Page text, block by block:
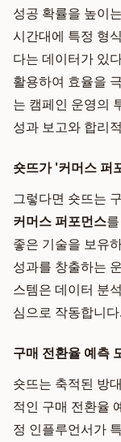
성공 확률을 높이
시간대에 특정 형
다는 데이터가 있
활용하여 효율을
는 캠페인 운영의
성과 보고와 합리
숏뜨가 '커머스 퍼
그렇다면 숏뜨는
커머스 퍼포먼스
좋은 기술을 보유
성과를 창출하는
스템은 데이터 분
심으로 작동합니다.
구매 전환율 예측
숏뜨는 축적된 방
적인 구매 전환율
정 인플루언서가